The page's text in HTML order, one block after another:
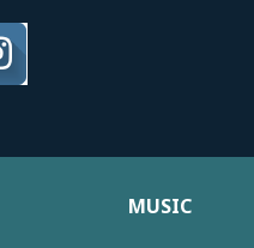
MUSIC